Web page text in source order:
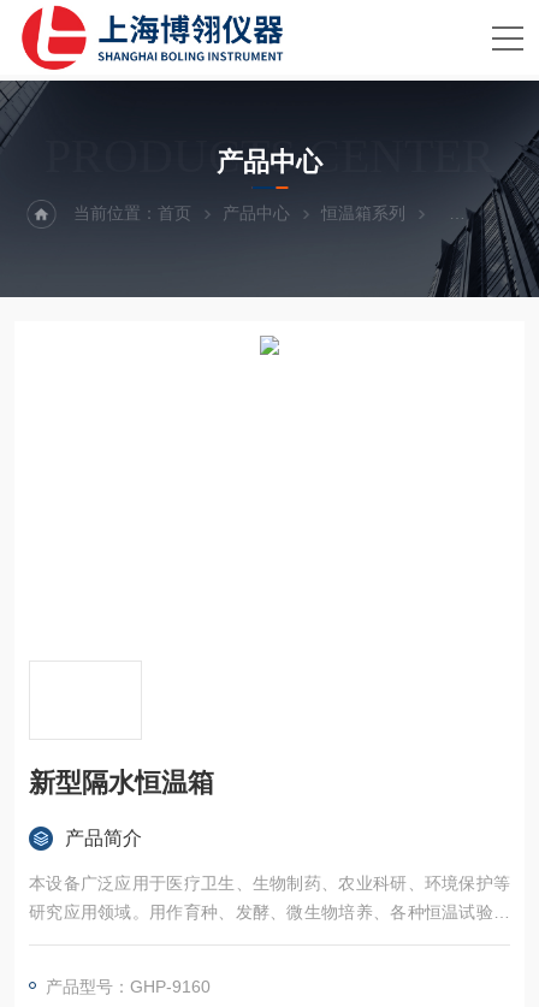
PRODUCTS CENTER
产品中心
当前位置：首页 产品中心 恒温箱系列 隔水式恒温箱
新型隔水恒温箱
产品简介
本设备广泛应用于医疗卫生、生物制药、农业科研、环境保护等
研究应用领域。用作育种、发酵、微生物培养、各种恒温试验、
环境试验、物质变性试验和培养基、血清、药物等物品的培养储
产品型号：GHP-9160